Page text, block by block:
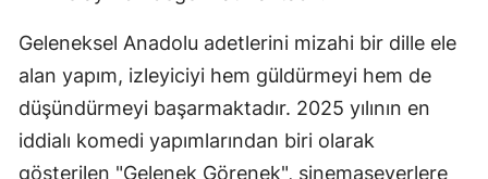
Geleneksel Anadolu adetlerini mizahi bir dille ele
alan yapım, izleyiciyi hem güldürmeyi hem de
düşündürmeyi başarmaktadır. 2025 yılının en
iddialı komedi yapımlarından biri olarak
gösterilen "Gelenek Görenek", sinemaseverlere